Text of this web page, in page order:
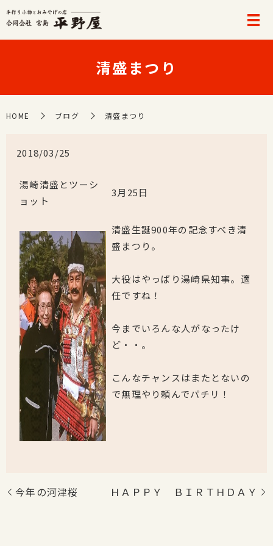
清盛まつり
HOME ブログ 清盛まつり
2018/03/25
湯崎清盛とツーシ
ョット
3月25日
清盛生誕900年の記念すべき清
盛まつり。
大役はやっぱり湯崎県知事。適
任ですね！
今までいろんな人がなったけ
ど・・。
こんなチャンスはまたとないの
で無理やり頼んでパチリ！
今年の河津桜 ＨＡＰＰＹ ＢＩＲＴＨＤＡＹ